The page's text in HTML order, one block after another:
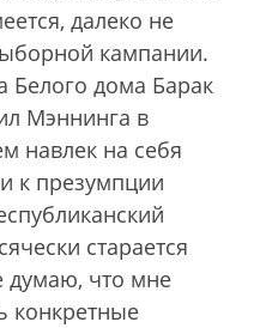
далеко не
кампании.
Белого дома Барак
Мэннинга в
навлек на себя
к презумпции
старается
думаю, что мне
конкретные